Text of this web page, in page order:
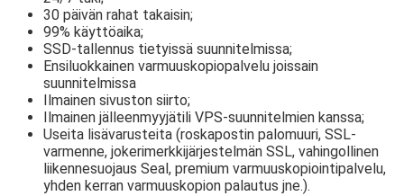
30 päivän rahat takaisin;
99% käyttöaika;
SSD-tallennus tietyissä suunnitelmissa;
Ensiluokkainen varmuuskopiopalvelu joissain
suunnitelmissa
Ilmainen sivuston siirto;
Ilmainen jälleenmyyjätili VPS-suunnitelmien kanssa;
Useita lisävarusteita (roskapostin palomuuri, SSL-
varmenne, jokerimerkkijärjestelmän SSL, vahingollinen
liikennesuojaus Seal, premium varmuuskopiointipalvelu,
yhden kerran varmuuskopion palautus jne.).